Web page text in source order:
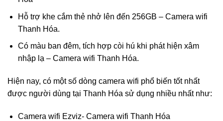
Hỗ trợ khe cắm thẻ nhở lên đến 256GB – Camera wifi
Thanh Hóa.
Có màu ban đêm, tích hợp còi hú khi phát hiện xâm
nhập lạ – Camera wifi Thanh Hóa.
Hiện nay, có một số dòng camera wifi phổ biến tốt nhất
được người dùng tại Thanh Hóa sử dụng nhiều nhất như:
Camera wifi Ezviz- Camera wifi Thanh Hóa